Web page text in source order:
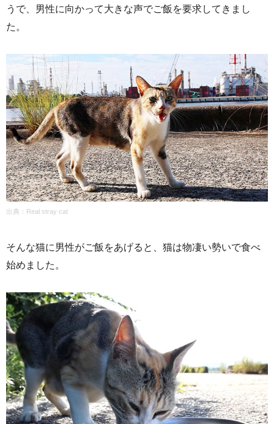
うで、男性に向かって大きな声でご飯を要求してきまし
た。
出典： Real stray cat
そんな猫に男性がご飯をあげると、猫は物凄い勢いで食べ
始めました。